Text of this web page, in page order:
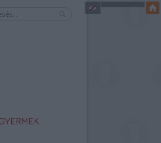
GYERMEK